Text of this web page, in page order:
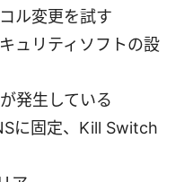
ル変更を試す
ュリティソフトの設
発生している
に固定、Kill Switch